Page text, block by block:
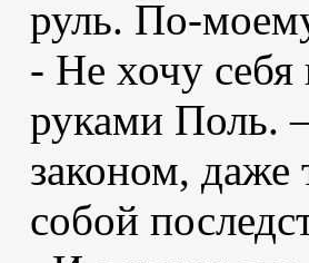
руль. По-
- Не хочу себя
руками Поль.
законом, даже
собой